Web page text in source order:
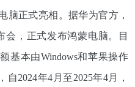
脑正式亮相。据华为官方，
会，正式发布鸿蒙电脑。目
基本由Windows和苹果操作
自2024年4月至2025年4月，